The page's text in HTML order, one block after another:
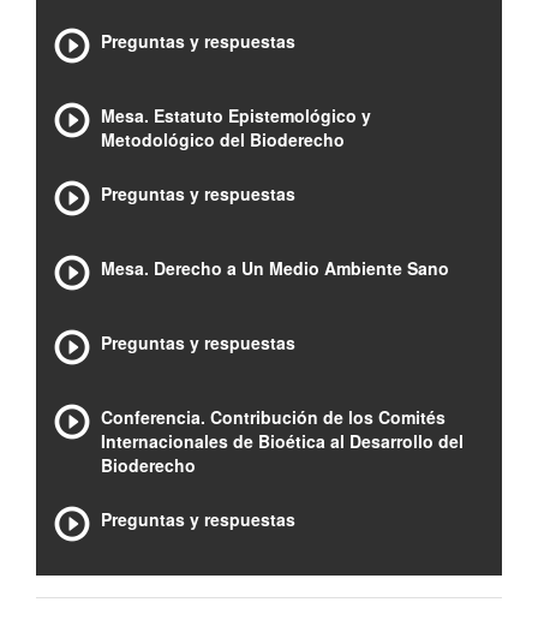
Preguntas y respuestas
Mesa. Estatuto Epistemológico y
Metodológico del Bioderecho
Preguntas y respuestas
Mesa. Derecho a Un Medio Ambiente Sano
Preguntas y respuestas
Conferencia. Contribución de los Comités
Internacionales de Bioética al Desarrollo del
Bioderecho
Preguntas y respuestas